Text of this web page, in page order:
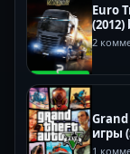
Euro
2
игры
1